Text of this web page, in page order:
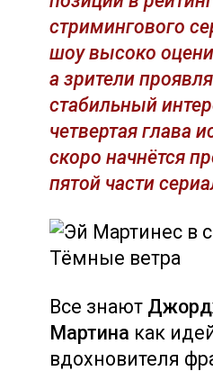
стримингового
шоу высоко
а зрители
стабильный
четвертая глава
скоро начнётся
пятой части
Все знают
Мартина как
вдохновителя